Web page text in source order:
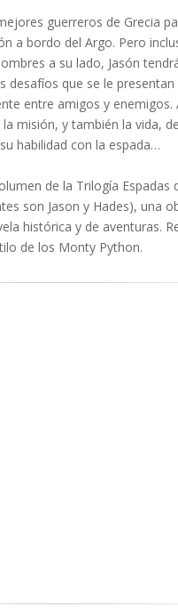
guerreros de Grecia
a bordo del Argo. Pero
a su lado, Jasón
desafíos que se le presentan
entre amigos y enemigos.
misión, y también la vida,
habilidad con la espada…
de la Trilogía Espadas
son Jason y Hades), una
histórica y de aventuras.
de los Monty Python.